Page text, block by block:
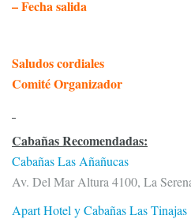
– Fecha salida
Saludos cordiales
Comité Organizador
Cabañas Recomendadas:
Cabañas Las Añañucas
Av. Del Mar Altura 4100, La
Apart Hotel y Cabañas Las Tinajas